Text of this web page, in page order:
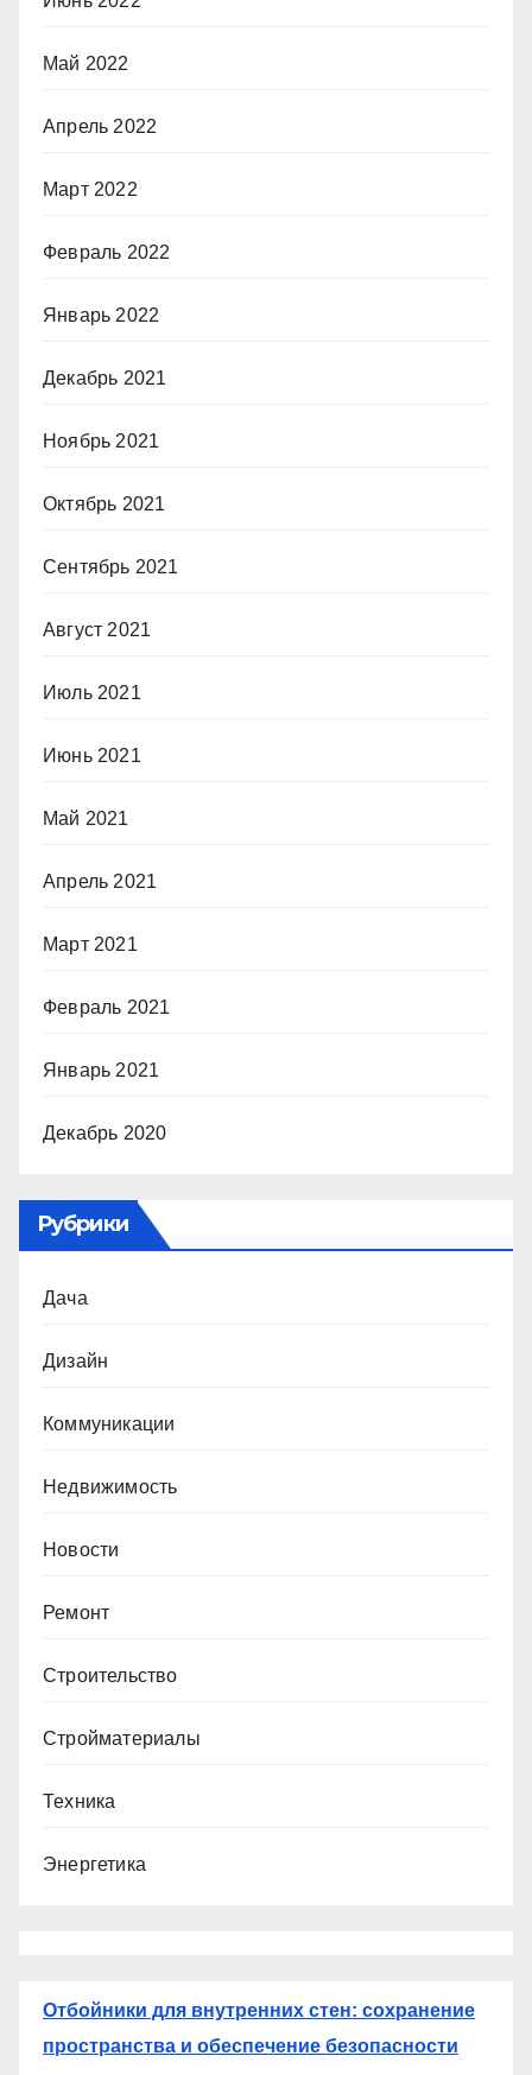
Май 2022
Апрель 2022
Март 2022
Февраль 2022
Январь 2022
Декабрь 2021
Ноябрь 2021
Октябрь 2021
Сентябрь 2021
Август 2021
Июль 2021
Июнь 2021
Май 2021
Апрель 2021
Март 2021
Февраль 2021
Январь 2021
Декабрь 2020
Рубрики
Дача
Дизайн
Коммуникации
Недвижимость
Новости
Ремонт
Строительство
Стройматериалы
Техника
Энергетика
Отбойники для внутренних стен: сохранение
пространства и обеспечение безопасности